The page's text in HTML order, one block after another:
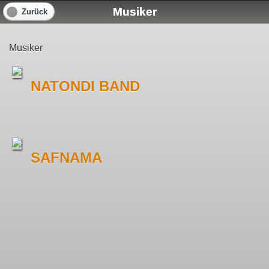
Musiker
Zurück
Musiker
NATONDI BAND
SAFNAMA